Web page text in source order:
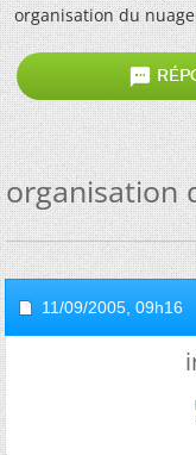
organisation du

organisation
11/09/2005, 09h16